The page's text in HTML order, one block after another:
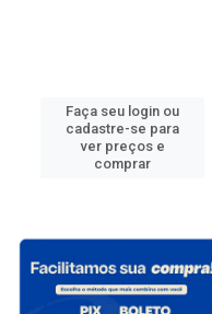
Faça seu login ou
cadastre-se para
ver preços e
comprar